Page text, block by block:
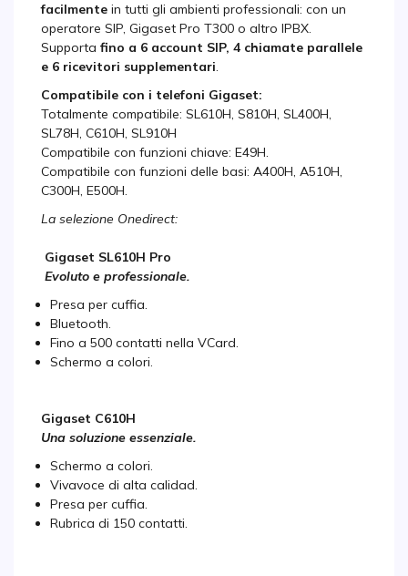
facilmente in tutti gli ambienti professionali: con un
operatore SIP, Gigaset Pro T300 o altro IPBX.
Supporta fino a 6 account SIP, 4 chiamate parallele
e 6 ricevitori supplementari.
Compatibile con i telefoni Gigaset:
Totalmente compatibile: SL610H, S810H, SL400H,
SL78H, C610H, SL910H
Compatibile con funzioni chiave: E49H.
Compatibile con funzioni delle basi: A400H, A510H,
C300H, E500H.
La selezione Onedirect:
Gigaset SL610H Pro
Evoluto e professionale.
Presa per cuffia.
Bluetooth.
Fino a 500 contatti nella VCard.
Schermo a colori.
Gigaset C610H
Una soluzione essenziale.
Schermo a colori.
Vivavoce di alta calidad.
Presa per cuffia.
Rubrica di 150 contatti.